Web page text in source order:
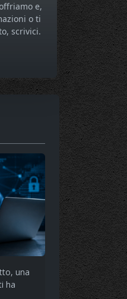
e,
o ti
scrivici.
una
ha